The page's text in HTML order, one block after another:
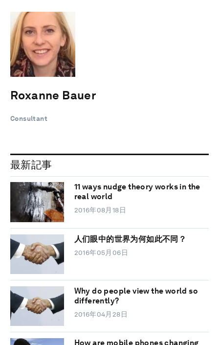
Roxanne Bauer
Consultant
最新記事
11 ways nudge theory works in the
real world
2016年08月18日
人们眼中的世界为何如此不同？
2016年05月06日
Why do people view the world so
differently?
2016年04月28日
How are mobile phones changing